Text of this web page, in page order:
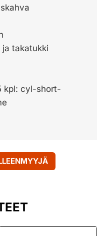
ja takatukki
kpl: cyl-short-